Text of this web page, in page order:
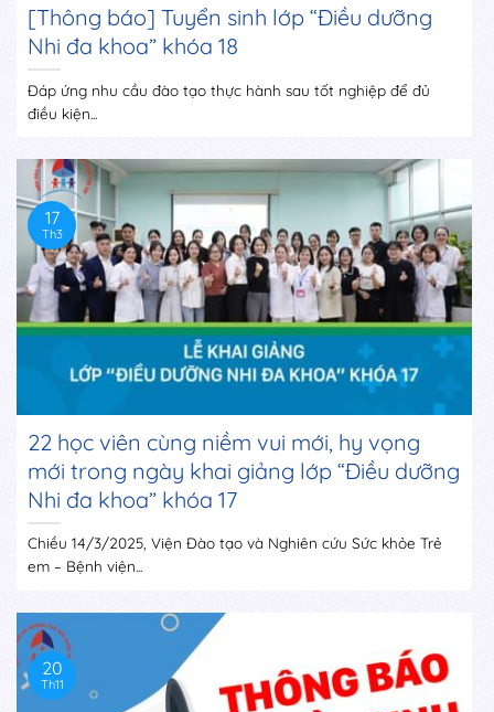
[Thông báo] Tuyển sinh lớp “Điều dưỡng
Nhi đa khoa” khóa 18
Đáp ứng nhu cầu đào tạo thực hành sau tốt nghiệp để đủ
điều kiện...
22 học viên cùng niềm vui mới, hy vọng
mới trong ngày khai giảng lớp “Điều dưỡng
Nhi đa khoa” khóa 17
Chiều 14/3/2025, Viện Đào tạo và Nghiên cứu Sức khỏe Trẻ
em – Bệnh viện...
17
Th3
20
Th11